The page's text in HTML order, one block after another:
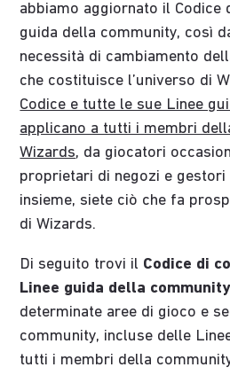
abbiamo aggiornato il Codice
guida della community, così
necessità di cambiamento
che costituisce l’universo di
Codice e tutte le sue Linee
applicano a tutti i membri
Wizards, da giocatori
proprietari di negozi e
insieme, siete ciò che fa
di Wizards.
Di seguito trovi il Codice di
Linee guida della community
determinate aree di gioco e
community, incluse delle
tutti i membri della